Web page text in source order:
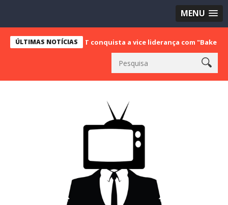
MENU
ÚLTIMAS NOTÍCIAS
SBT conquista a vice liderança com "Bake Off Brasil"